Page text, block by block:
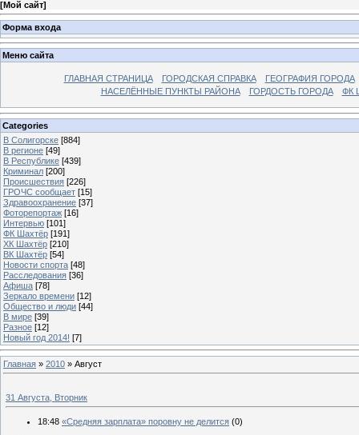
[Мой сайт]
Форма входа
Меню сайта
ГЛАВНАЯ СТРАНИЦА ГОРОДСКАЯ СПРАВКА
ГЕОГРАФИЯ ГОРОДА
НАСЕЛЁННЫЕ ПУНКТЫ РАЙОНА
ГОРДОСТЬ ГОРОДА ФК
Categories
В Солигорске [884]
В регионе [49]
В Республике [439]
Криминал [200]
Происшествия [226]
ГРОЧС сообщает [15]
Здравоохранение [37]
Фоторепортаж [16]
Интервью [101]
ФК Шахтёр [191]
ХК Шахтёр [210]
ВК Шахтёр [54]
Новости спорта [48]
Расследования [36]
Афиша [78]
Зеркало времени [12]
Общество и люди [44]
В мире [39]
Разное [12]
Новый год 2014! [7]
Главная » 2010 » Август
31 Августа, Вторник
18:48 «Средняя зарплата» поровну не делится (0)